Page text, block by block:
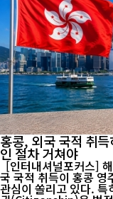
홍콩, 외국 국적 취
인 절차 거쳐야
[인터내셔널포커스]
국 국적 취득이 홍콩 영
관심이 쏠리고 있다.